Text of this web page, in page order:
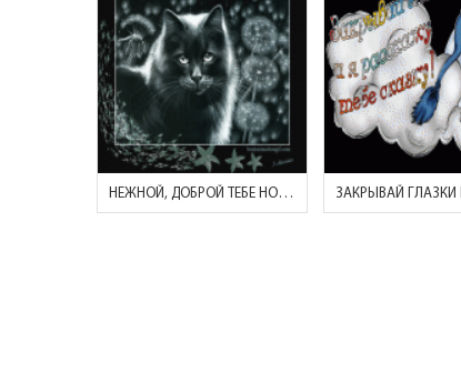
НЕЖНОЙ, ДОБРОЙ ТЕБЕ НОЧИ!